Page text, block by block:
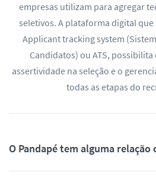
empresas utilizam para agregar
seletivos. A plataforma digital que
Applicant tracking system
Candidatos) ou ATS, possibilita
assertividade na seleção e o
todas as etapas do
O Pandapé tem alguma relação